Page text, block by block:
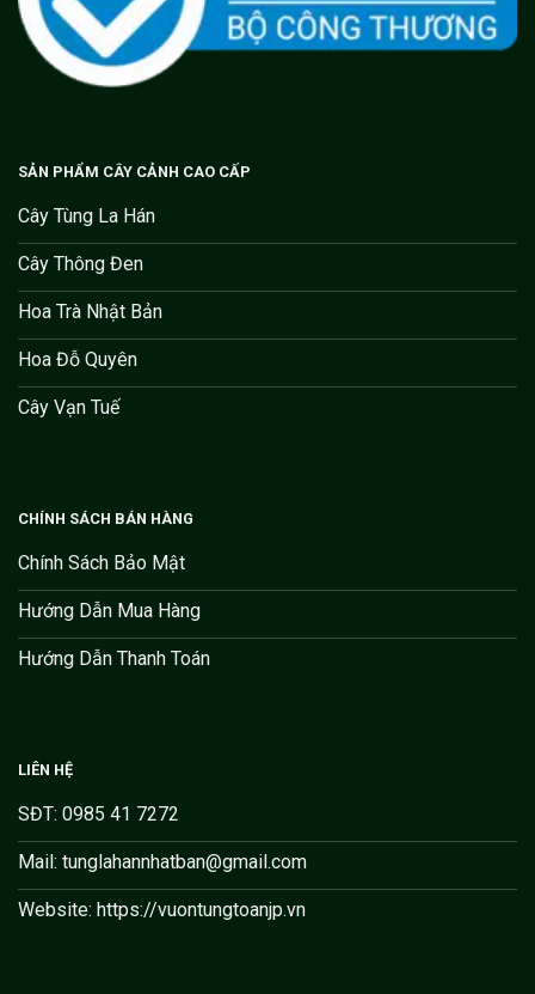
SẢN PHẨM CÂY CẢNH CAO CẤP
Cây Tùng La Hán
Cây Thông Đen
Hoa Trà Nhật Bản
Hoa Đỗ Quyên
Cây Vạn Tuế
CHÍNH SÁCH BÁN HÀNG
Chính Sách Bảo Mật
Hướng Dẫn Mua Hàng
Hướng Dẫn Thanh Toán
LIÊN HỆ
SĐT: 0985 41 7272
Mail: tunglahannhatban@gmail.com
Website: https://vuontungtoanjp.vn